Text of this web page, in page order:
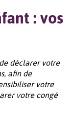
: vos
déclarer votre
afin de
votre
votre congé